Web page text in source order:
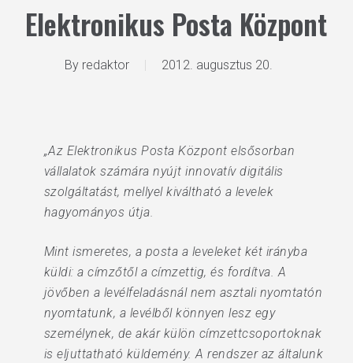
Elektronikus Posta Központ
By redaktor 2012. augusztus 20.
„Az Elektronikus Posta Központ elsősorban
vállalatok számára nyújt innovatív digitális
szolgáltatást, mellyel kiváltható a levelek
hagyományos útja.
​Mint ismeretes, a posta a leveleket két irányba
küldi: a címzőtől a címzettig, és fordítva. A
jövőben a levélfeladásnál nem asztali nyomtatón
nyomtatunk, a levélből könnyen lesz egy
személynek, de akár külön címzettcsoportoknak
is eljuttatható küldemény. A rendszer az általunk